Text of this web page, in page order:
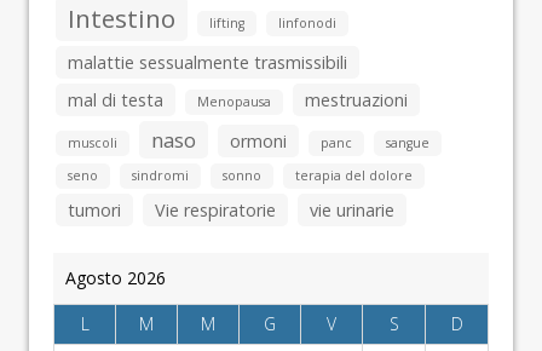
Intestino lifting linfonodi
malattie sessualmente trasmissibili
mal di testa
Menopausa mestruazioni
muscoli naso ormoni panc
sangue
seno
sindromi sonno terapia del dolore
tumori Vie respiratorie vie urinarie
Agosto 2026
L
M M G V S
D